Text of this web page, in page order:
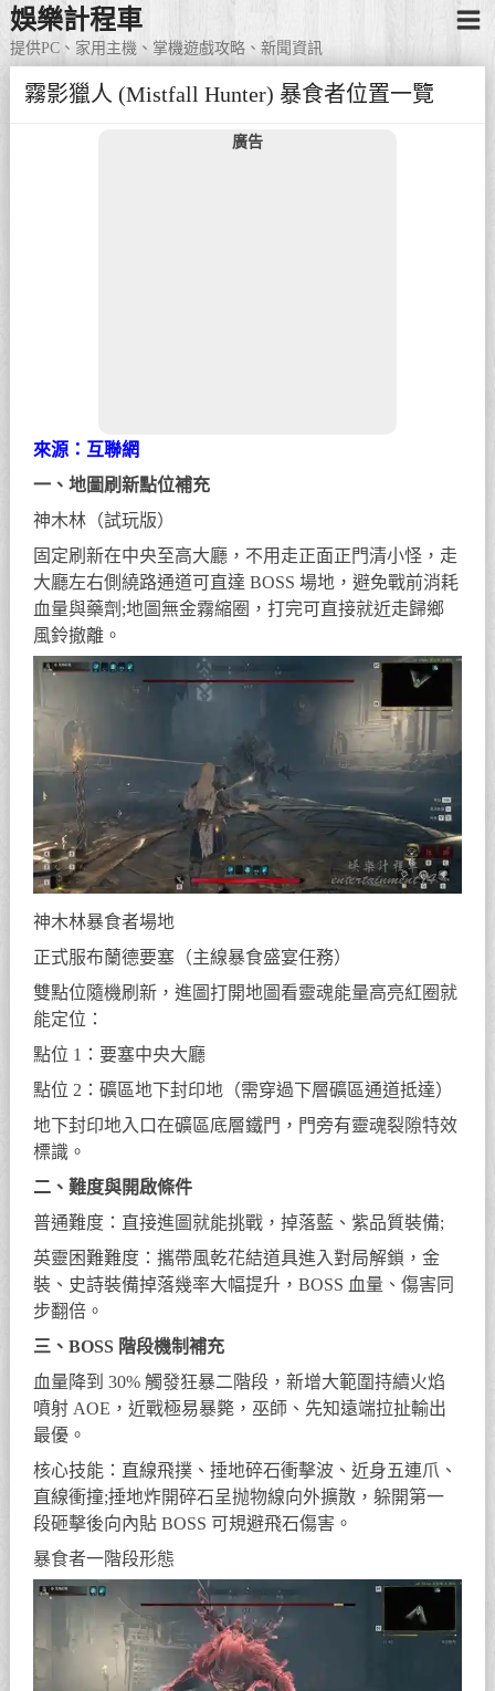
娛樂計程車
提供PC、家用主機、掌機遊戲攻略、新聞資訊
霧影獵人 (Mistfall Hunter) 暴食者位置一覽
廣告
來源：互聯網
一、地圖刷新點位補充
神木林（試玩版）
固定刷新在中央至高大廳，不用走正面正門清小怪，走
大廳左右側繞路通道可直達 BOSS 場地，避免戰前消耗
血量與藥劑;地圖無金霧縮圈，打完可直接就近走歸鄉
風鈴撤離。
神木林暴食者場地
正式服布蘭德要塞（主線暴食盛宴任務）
雙點位隨機刷新，進圖打開地圖看靈魂能量高亮紅圈就
能定位：
點位 1：要塞中央大廳
點位 2：礦區地下封印地（需穿過下層礦區通道抵達）
地下封印地入口在礦區底層鐵門，門旁有靈魂裂隙特效
標識。
二、難度與開啟條件
普通難度：直接進圖就能挑戰，掉落藍、紫品質裝備;
英靈困難難度：攜帶風乾花結道具進入對局解鎖，金
裝、史詩裝備掉落幾率大幅提升，BOSS 血量、傷害同
步翻倍。
三、BOSS 階段機制補充
血量降到 30% 觸發狂暴二階段，新增大範圍持續火焰
噴射 AOE，近戰極易暴斃，巫師、先知遠端拉扯輸出
最優。
核心技能：直線飛撲、捶地碎石衝擊波、近身五連爪、
直線衝撞;捶地炸開碎石呈抛物線向外擴散，躲開第一
段砸擊後向內貼 BOSS 可規避飛石傷害。
暴食者一階段形態